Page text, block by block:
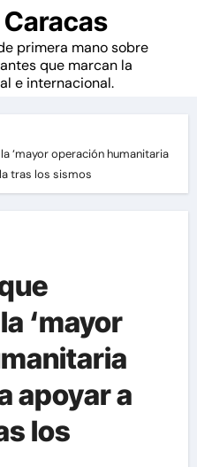
primera mano sobre
que marcan la
e internacional.
‘mayor operación humanitaria
tras los sismos
‘mayor
apoyar a
los